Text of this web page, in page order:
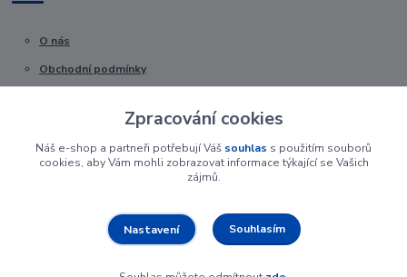
O nás
Obchodní podmínky
Zpracování cookies
Náš e-shop a partneři potřebují Váš souhlas s použitím souborů
cookies, aby Vám mohli zobrazovat informace týkající se Vašich
zájmů.
Nastavení Souhlasím